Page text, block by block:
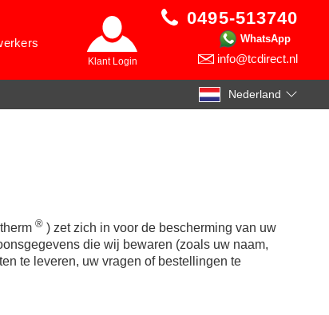
Nederland
0495-513740
WhatsApp
info@tcdirect.nl
Klant Login
® ) zet zich in voor de bescherming van uw
die wij bewaren (zoals uw naam,
te leveren, uw vragen of bestellingen te